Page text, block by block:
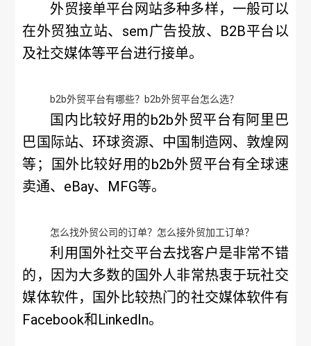
外贸接单平台网站多种多样，一般可以
在外贸独立站、sem广告投放、B2B平台以
及社交媒体等平台进行接单。
b2b外贸平台有哪些？b2b外贸平台怎么选？
国内比较好用的b2b外贸平台有阿里巴
巴国际站、环球资源、中国制造网、敦煌网
等；国外比较好用的b2b外贸平台有全球速
卖通、eBay、MFG等。
怎么找外贸公司的订单？怎么接外贸加工订单？
利用国外社交平台去找客户是非常不错
的，因为大多数的国外人非常热衷于玩社交
媒体软件，国外比较热门的社交媒体软件有
Facebook和LinkedIn。